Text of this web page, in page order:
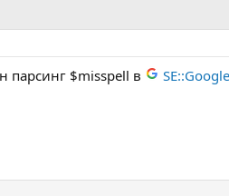
парсинг $misspell в SE::Google